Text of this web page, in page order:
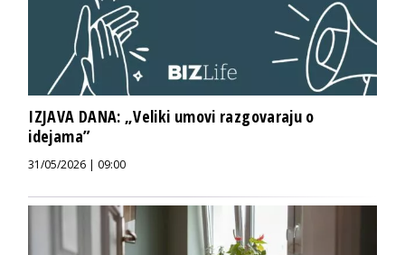
IZJAVA DANA: „Veliki umovi razgovaraju o
idejama”
31/05/2026 | 09:00